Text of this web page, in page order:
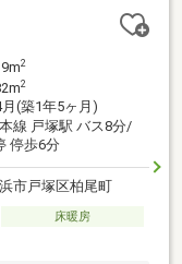
2
2
(築1年5ヶ月)
線 戸塚駅 バス8分/
停歩6分
市戸塚区柏尾町
床暖房